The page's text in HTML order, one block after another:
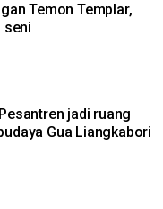
Temon Templar,
seni
jadi ruang
Gua Liangkabori